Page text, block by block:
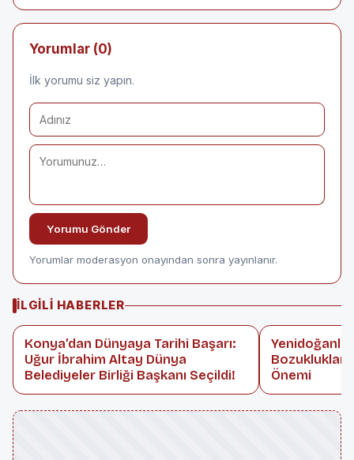
Yorumlar (0)
İlk yorumu siz yapın.
Yorumu Gönder
Yorumlar moderasyon onayından sonra yayınlanır.
İLGILI HABERLER
Konya’dan Dünyaya Tarihi Başarı:
Uğur İbrahim Altay Dünya
Belediyeler Birliği Başkanı Seçildi!
Önemi